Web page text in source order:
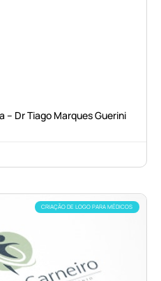
– Dr Tiago Marques Guerini
CRIAÇÃO DE LOGO PARA MÉDICOS